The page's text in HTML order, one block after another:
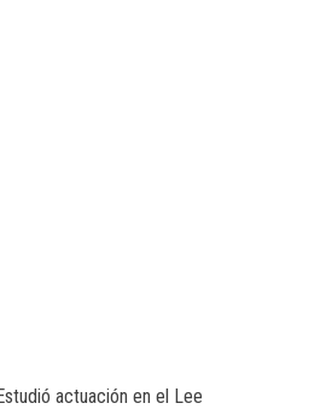
actuación en el Lee